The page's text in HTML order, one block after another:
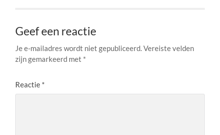
Geef een reactie
Je e-mailadres wordt niet gepubliceerd.Vereiste velden
zijn gemarkeerd met *
Reactie *